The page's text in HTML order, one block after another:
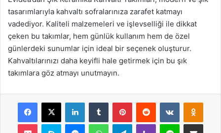
tasarımlarıyla kahvaltı sofralarınıza zarafet katmayı
vadediyor. Kaliteli malzemeleri ve işlevselliği ile dikkat
çeken bu takımlar, hem günlük kullanım hem de özel
günlerdeki sunumlar için ideal bir seçenek oluşturur.
Kahvaltılarınızı daha keyifli hale getirmek için bu şık
takımlara göz atmayı unutmayın.
Facebook
X LinkedInTumblr PinterestReddit VKontakte
Pocket Skype MessengerWhatsAppTelegramViber Line E-Posta ile